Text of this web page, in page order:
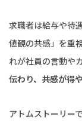
求職者は給与や待
値観の共感」を重
れが社員の言動や
伝わり、共感が得
アトムストーリー